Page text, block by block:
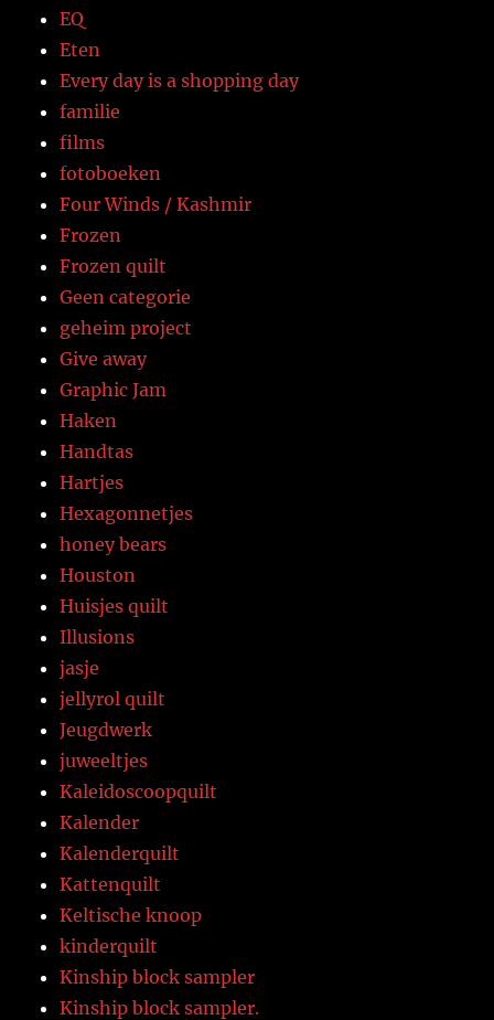
EQ
Eten
Every day is a shopping day
familie
films
fotoboeken
Four Winds / Kashmir
Frozen
Frozen quilt
Geen categorie
geheim project
Give away
Graphic Jam
Haken
Handtas
Hartjes
Hexagonnetjes
honey bears
Houston
Huisjes quilt
Illusions
jasje
jellyrol quilt
Jeugdwerk
juweeltjes
Kaleidoscoopquilt
Kalender
Kalenderquilt
Kattenquilt
Keltische knoop
kinderquilt
Kinship block sampler
Kinship block sampler.